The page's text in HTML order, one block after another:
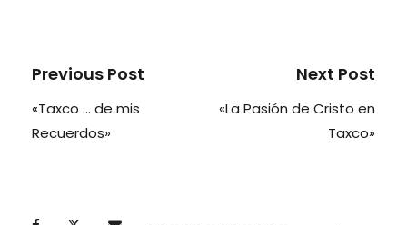
Previous Post
«Taxco … de mis
Recuerdos»
Next Post
«La Pasión de Cristo en
Taxco»